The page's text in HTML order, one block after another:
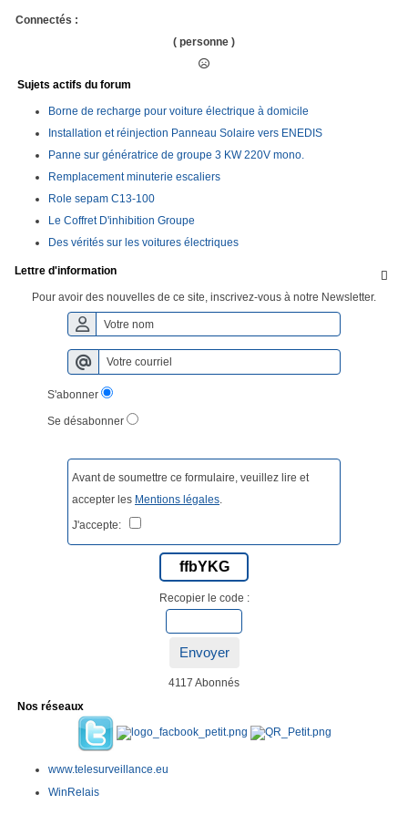
Connectés :
( personne )
Sujets actifs du forum
Borne de recharge pour voiture électrique à domicile
Installation et réinjection Panneau Solaire vers ENEDIS
Panne sur génératrice de groupe 3 KW 220V mono.
Remplacement minuterie escaliers
Role sepam C13-100
Le Coffret D'inhibition Groupe
Des vérités sur les voitures électriques

Lettre d'information
Pour avoir des nouvelles de ce site, inscrivez-vous à notre Newsletter.
S'abonner
Se désabonner
Avant de soumettre ce formulaire, veuillez lire et
accepter les Mentions légales.
J'accepte:
ffbYKG
Recopier le code :
Envoyer
4117 Abonnés
Nos réseaux
www.telesurveillance.eu
WinRelais